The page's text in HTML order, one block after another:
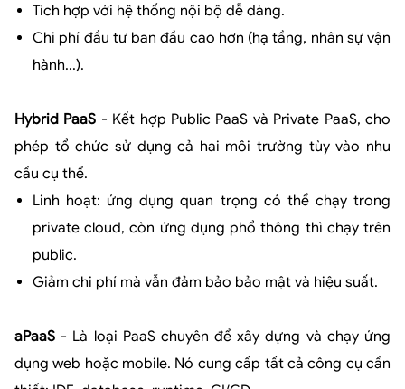
Tích hợp với hệ thống nội bộ dễ dàng.
Chi phí đầu tư ban đầu cao hơn (hạ tầng, nhân sự vận
hành...).
Hybrid PaaS - Kết hợp Public PaaS và Private PaaS, cho
phép tổ chức sử dụng cả hai môi trường tùy vào nhu
cầu cụ thể.
Linh hoạt: ứng dụng quan trọng có thể chạy trong
private cloud, còn ứng dụng phổ thông thì chạy trên
public.
Giảm chi phí mà vẫn đảm bảo bảo mật và hiệu suất.
aPaaS - Là loại PaaS chuyên để xây dựng và chạy ứng
dụng web hoặc mobile. Nó cung cấp tất cả công cụ cần